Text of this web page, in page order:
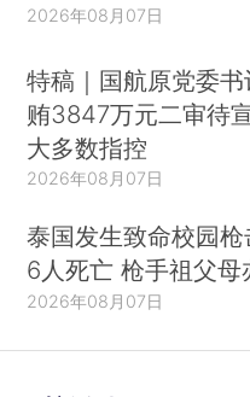
2026年08月07日
特稿｜国航原党委
贿3847万元二审待
大多数指控
2026年08月07日
泰国发生致命校园
6人死亡 枪手祖父母
2026年08月07日